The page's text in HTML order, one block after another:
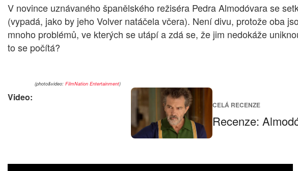
V novince uznávaného španělského režiséra Pedra Almodóvara se
(vypadá, jako by jeho Volver natáčela včera). Není divu, protože oba
mnoho problémů, ve kterých se utápí a zdá se, že jim nedokáže
to se počítá?
CELÁ RECENZE
Recenze:
(photo&video: FilmNation Entertainment)
Video: